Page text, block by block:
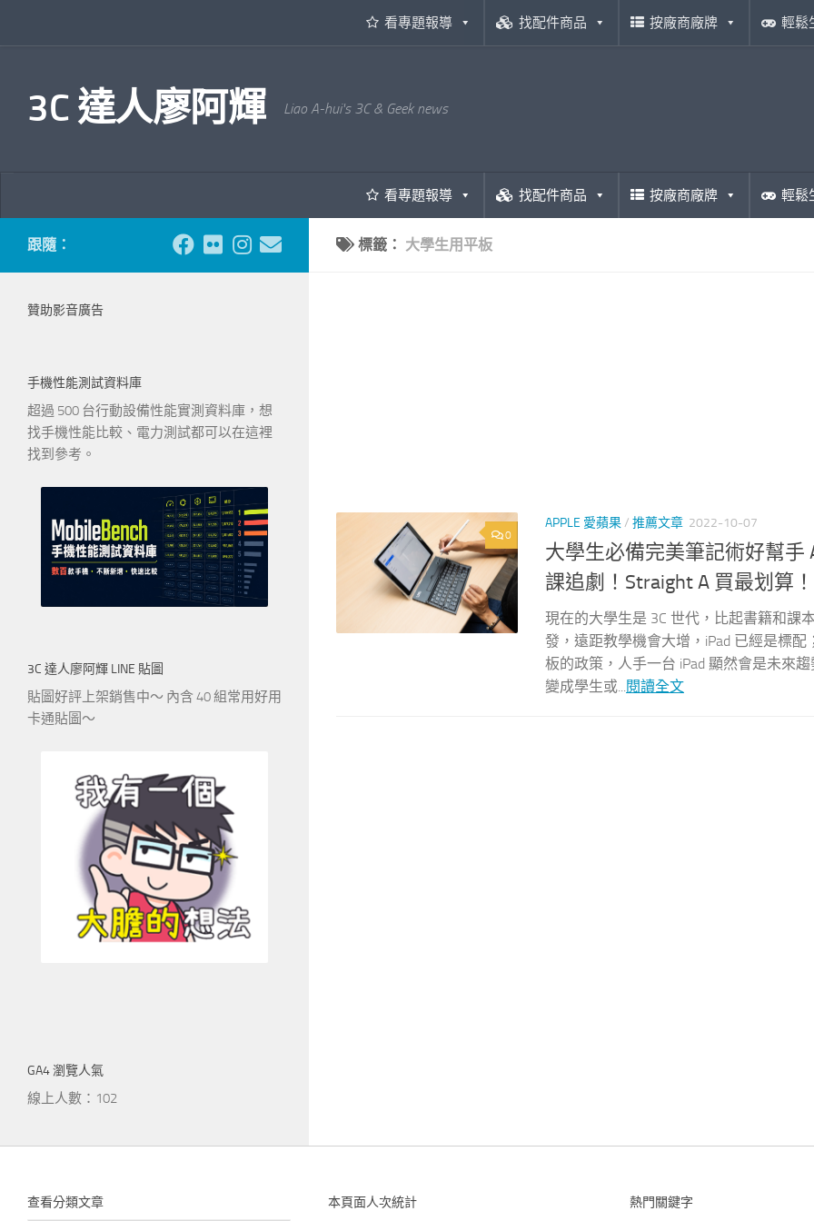
看專題報導 找配件商品 按廠商廠牌 輕鬆
3C 達人廖阿輝 Liao A-hui's 3C & Geek news
看專題報導 找配件商品 按廠商廠牌 輕鬆
標籤： 大學生用平板
0
APPLE 愛蘋果/ 推薦文章 2022-10-07
大學生必備完美筆記術好幫手
課追劇！Straight A 買最划算！
現在的大學生是 3C 世代，比起書籍和課
發，遠距教學機會大增，iPad 已經是標
板的政策，人手一台 iPad 顯然會是未來
變成學生或...閱讀全文
跟隨：
贊助影音廣告
手機性能測試資料庫
超過 500 台行動設備性能實測資料庫，想
找手機性能比較、電力測試都可以在這裡
找到參考。
3C 達人廖阿輝 LINE 貼圖
貼圖好評上架銷售中～ 內含 40 組常用好用
卡通貼圖～
GA4 瀏覽人氣
線上人數：102
查看分類文章 本頁面人次統計 熱門關鍵字